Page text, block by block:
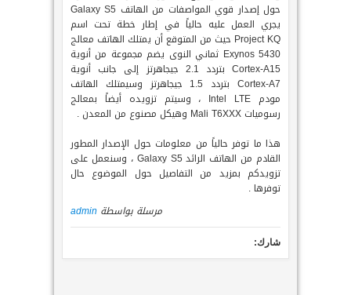
حول إصدار قوي المواصفات من الهاتف Galaxy S5
يجري العمل عليه حالياً في إطار خطة تحت اسم
Project KQ حيث من المتوقع أن يمتلك الهاتف معالج
Exynos 5430 ثماني النوى يضم مجموعة من أنوية
Cortex-A15 بتردد 2.1 جيجاهرتز إلى جانب أنوية
Cortex-A7 بتردد 1.5 جيجاهرتز وسيمتلك الهاتف
مودم Intel LTE ، وسيتم تزويده أيضاً بمعالج
رسوميات Mali T6XXX وهيكل مصنوع من المعدن .
هذا ما توفر حالياً من معلومات حول الإصدار المطور
القادم من الهاتف الرائد Galaxy S5 ، وسنعمل على
تزويدكم بمزيد من التفاصيل حول الموضوع حال
توفرها .
مرسلة بواسطة admin
شارك: